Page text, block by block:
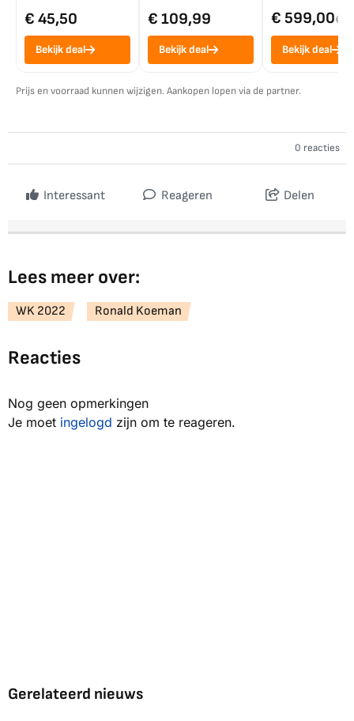
€ 45,50
Bekijk deal
€ 109,99
Bekijk deal
€ 599,00€
Bekijk deal
Prijs en voorraad kunnen wijzigen. Aankopen lopen via de partner.
0 reacties
Interessant Reageren Delen
Lees meer over:
WK 2022 Ronald Koeman
Reacties
Nog geen opmerkingen
Je moet ingelogd zijn om te reageren.
Gerelateerd nieuws